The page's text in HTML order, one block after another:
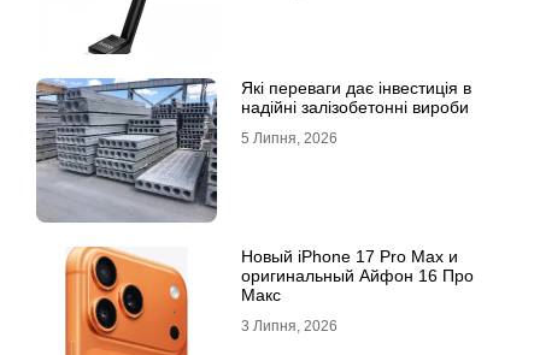
Які переваги дає інвестиція в
надійні залізобетонні вироби
5 Липня, 2026
Новый iPhone 17 Pro Max и
оригинальный Айфон 16 Про
Макс
3 Липня, 2026